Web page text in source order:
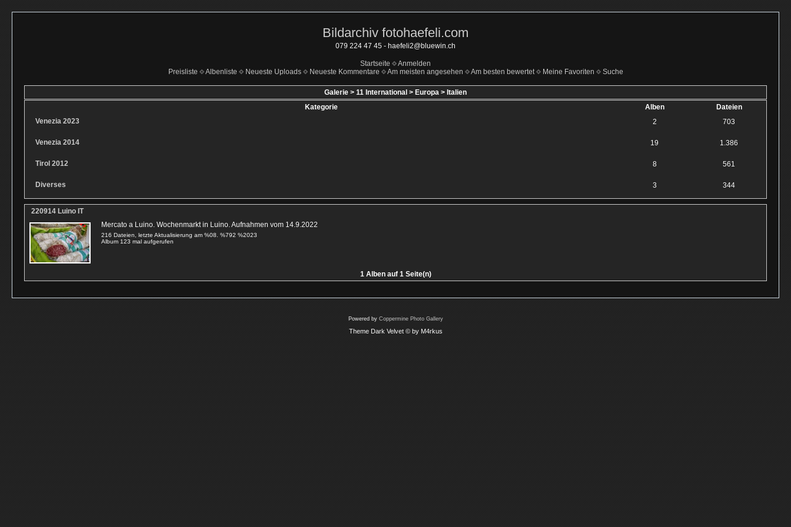
Bildarchiv fotohaefeli.com
079 224 47 45 - haefeli2@bluewin.ch
Startseite
Anmelden
Preisliste
Albenliste Neueste Uploads Neueste Kommentare Am meisten angesehen Am besten bewertet Meine Favoriten Suche
Galerie > 11 International > Europa > Italien
Kategorie
Alben
Dateien
Venezia 2023
2 703
Venezia 2014 19 1.386
Tirol 2012 8 561
Diverses 3 344
220914 Luino IT
Mercato a Luino. Wochenmarkt in Luino. Aufnahmen vom 14.9.2022
216 Dateien, letzte Aktualisierung am %08. %792 %2023
Album 123 mal aufgerufen
1 Alben auf 1 Seite(n)
Powered by Coppermine Photo Gallery
Theme Dark Velvet © by M4rkus